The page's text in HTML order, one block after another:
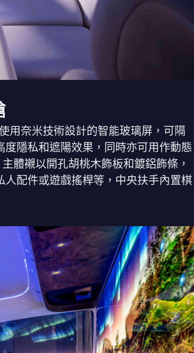
用奈米技術設計的智能玻璃屏，可隔
隱私和遮陽效果，同時亦可用作動態
體襯以開孔胡桃木飾板和鍍鋁飾條，
配件或遊戲搖桿等，中央扶手內置棋